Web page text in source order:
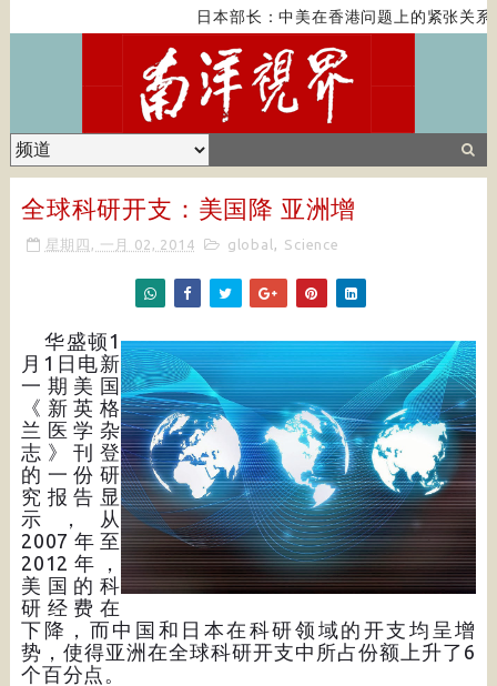
日本部长：中美在香港问题上的紧张关系
全球科研开支：美国降 亚洲增
星期四, 一月 02, 2014 global , Science
华盛顿1
月1日电新
一期美国
《新英格
兰医学杂
志》刊登
的一份研
究报告显
示，从
2007年至
2012年，
美国的科
研经费在
下降，而中国和日本在科研领域的开支均呈增
势，使得亚洲在全球科研开支中所占份额上升了6
个百分点。